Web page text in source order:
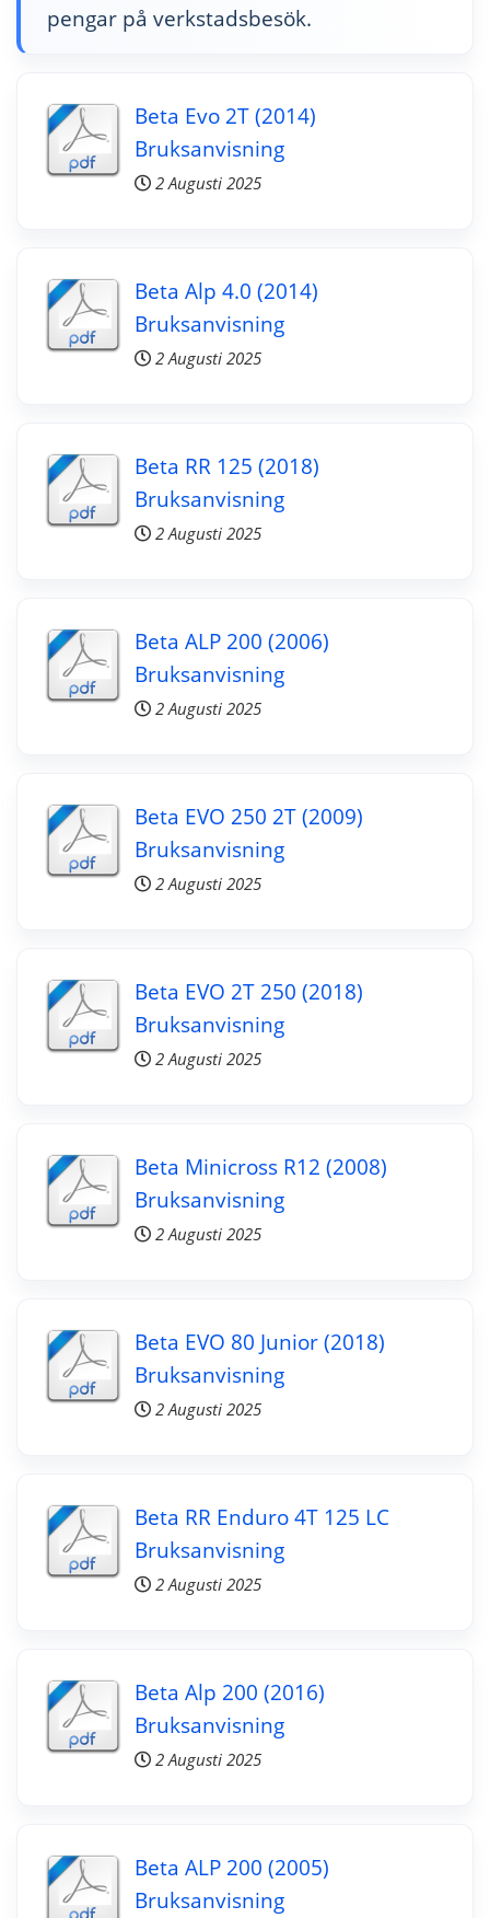
pengar på verkstadsbesök.
Beta Evo 2T (2014)
Bruksanvisning
2 Augusti 2025
Beta Alp 4.0 (2014)
Bruksanvisning
2 Augusti 2025
Beta RR 125 (2018)
Bruksanvisning
2 Augusti 2025
Beta ALP 200 (2006)
Bruksanvisning
2 Augusti 2025
Beta EVO 250 2T (2009)
Bruksanvisning
2 Augusti 2025
Beta EVO 2T 250 (2018)
Bruksanvisning
2 Augusti 2025
Beta Minicross R12 (2008)
Bruksanvisning
2 Augusti 2025
Beta EVO 80 Junior (2018)
Bruksanvisning
2 Augusti 2025
Beta RR Enduro 4T 125 LC
Bruksanvisning
2 Augusti 2025
Beta Alp 200 (2016)
Bruksanvisning
2 Augusti 2025
Beta ALP 200 (2005)
Bruksanvisning